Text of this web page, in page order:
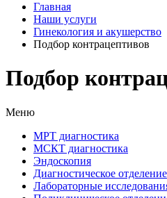
Главная
Наши услуги
Гинекология и акушерство
Подбор контрацептивов
Подбор
Меню
МРТ диагностика
МСКТ диагностика
Эндоскопия
Диагностическое отделение
Лабораторные